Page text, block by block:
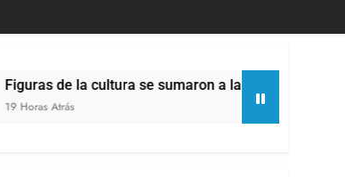
la cultura se sumaron a la marcha frente al